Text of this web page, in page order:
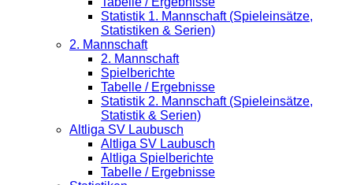
Statistik 1. Mannschaft (Spieleinsätze,
Statistiken & Serien)
2. Mannschaft
2. Mannschaft
Spielberichte
Tabelle / Ergebnisse
Statistik 2. Mannschaft (Spieleinsätze,
Statistik & Serien)
Altliga SV Laubusch
Altliga SV Laubusch
Altliga Spielberichte
Tabelle / Ergebnisse